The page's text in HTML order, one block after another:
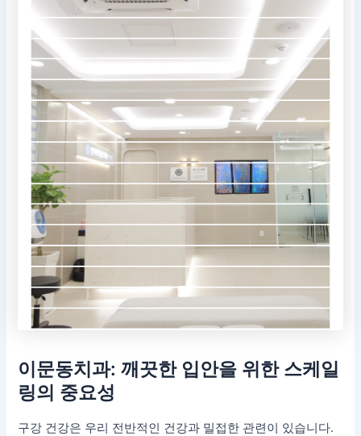
이문동치과: 깨끗한 입안을 위한 스케일
링의 중요성
구강 건강은 우리 전반적인 건강과 밀접한 관련이 있습니다.